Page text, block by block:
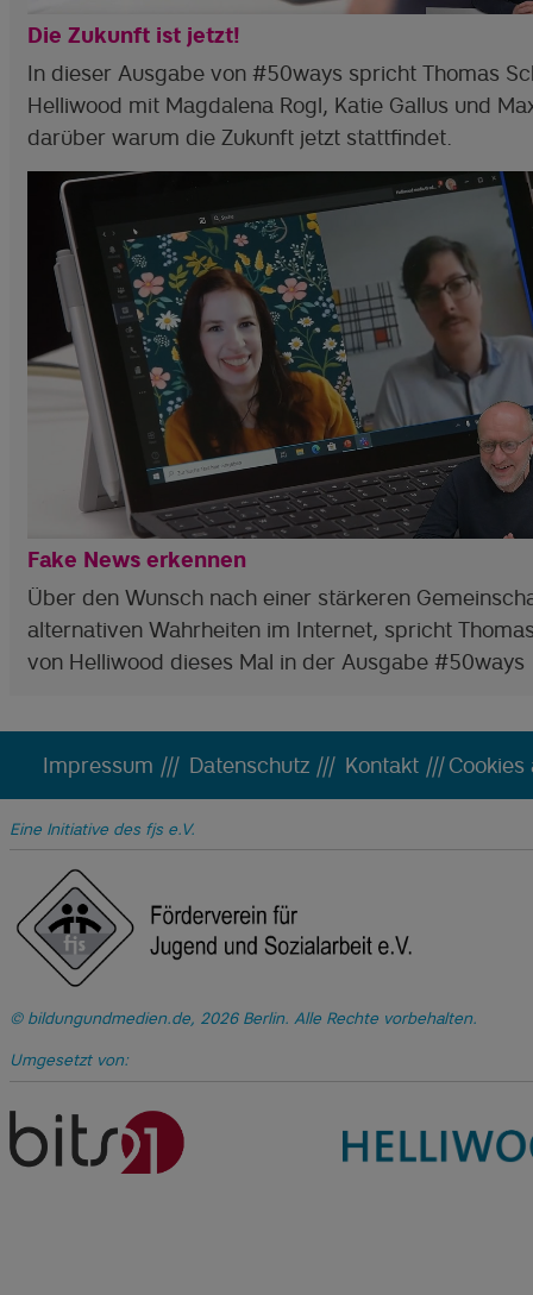
Die Zukunft ist jetzt!
In dieser Ausgabe von #50ways spricht Thomas
Helliwood mit Magdalena Rogl, Katie Gallus und
darüber warum die Zukunft jetzt stattfindet.
Fake News erkennen
Über den Wunsch nach einer stärkeren
alternativen Wahrheiten im Internet, spricht
von Helliwood dieses Mal in der Ausgabe #50ways
Impressum ||| Datenschutz||| Kontakt|||Cookies
Eine Initiative des fjs e.V.
bildungundmedien.de, 2026 Berlin. Alle Rechte vorbehalten.
Umgesetzt von: